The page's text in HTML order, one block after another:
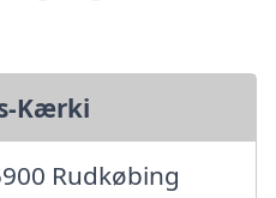
Kærki
Rudkøbing